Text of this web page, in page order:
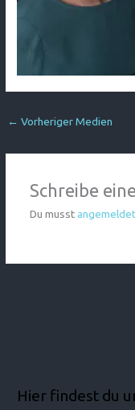
← Vorheriger Medien
Schreibe
Du musst angemeldet
Hier findest du